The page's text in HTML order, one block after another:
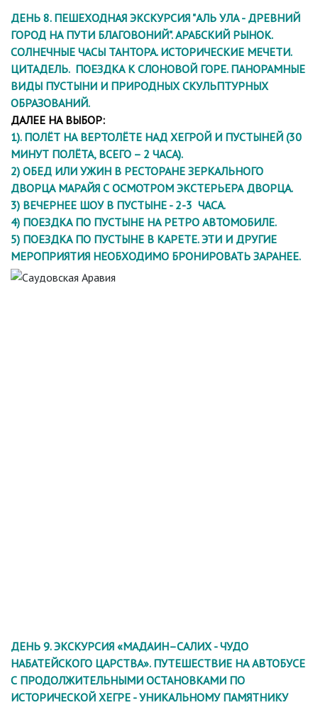
ДЕНЬ 8. ПЕШЕХОДНАЯ ЭКСКУРСИЯ "АЛЬ УЛА - ДРЕВНИЙ
ГОРОД НА ПУТИ БЛАГОВОНИЙ". АРАБСКИЙ РЫНОК.
СОЛНЕЧНЫЕ ЧАСЫ ТАНТОРА. ИСТОРИЧЕСКИЕ МЕЧЕТИ.
ЦИТАДЕЛЬ. ПОЕЗДКА К СЛОНОВОЙ ГОРЕ. ПАНОРАМНЫЕ
ВИДЫ ПУСТЫНИ И ПРИРОДНЫХ СКУЛЬПТУРНЫХ
ОБРАЗОВАНИЙ.
ДАЛЕЕ НА ВЫБОР:
1). ПОЛЁТ НА ВЕРТОЛЁТЕ НАД ХЕГРОЙ И ПУСТЫНЕЙ (30
МИНУТ ПОЛЁТА, ВСЕГО – 2 ЧАСА).
2) ОБЕД ИЛИ УЖИН В РЕСТОРАНЕ ЗЕРКАЛЬНОГО
ДВОРЦА МАРАЙЯ С ОСМОТРОМ ЭКСТЕРЬЕРА ДВОРЦА.
3) ВЕЧЕРНЕЕ ШОУ В ПУСТЫНЕ - 2-3 ЧАСА.
4) ПОЕЗДКА ПО ПУСТЫНЕ НА РЕТРО АВТОМОБИЛЕ.
5) ПОЕЗДКА ПО ПУСТЫНЕ В КАРЕТЕ. ЭТИ И ДРУГИЕ
МЕРОПРИЯТИЯ НЕОБХОДИМО БРОНИРОВАТЬ ЗАРАНЕЕ.
ДЕНЬ 9. ЭКСКУРСИЯ «МАДАИН–САЛИХ - ЧУДО
НАБАТЕЙСКОГО ЦАРСТВА». ПУТЕШЕСТВИЕ НА АВТОБУСЕ
С ПРОДОЛЖИТЕЛЬНЫМИ ОСТАНОВКАМИ ПО
ИСТОРИЧЕСКОЙ ХЕГРЕ - УНИКАЛЬНОМУ ПАМЯТНИКУ